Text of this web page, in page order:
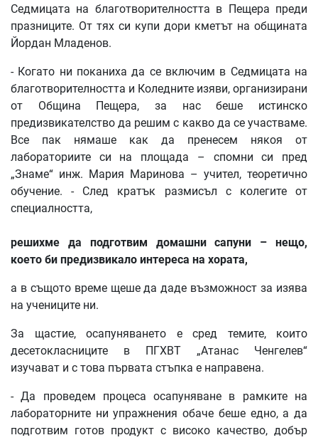
Седмицата на благотворителността в Пещера преди
празниците. От тях си купи дори кметът на общината
Йордан Младенов.
- Когато ни поканиха да се включим в Седмицата на
благотворителността и Коледните изяви, организирани
от Община Пещера, за нас беше истинско
предизвикателство да решим с какво да се участваме.
Все пак нямаше как да пренесем някоя от
лабораториите си на площада – спомни си пред
„Знаме“ инж. Мария Маринова – учител, теоретично
обучение. - След кратък размисъл с колегите от
специалността,
решихме да подготвим домашни сапуни – нещо,
което би предизвикало интереса на хората,
а в същото време щеше да даде възможност за изява
на учениците ни.
За щастие, осапуняването е сред темите, които
десетокласниците в ПГХВТ „Атанас Ченгелев“
изучават и с това първата стъпка е направена.
- Да проведем процеса осапуняване в рамките на
лабораторните ни упражнения обаче беше едно, а да
подготвим готов продукт с високо качество, добър